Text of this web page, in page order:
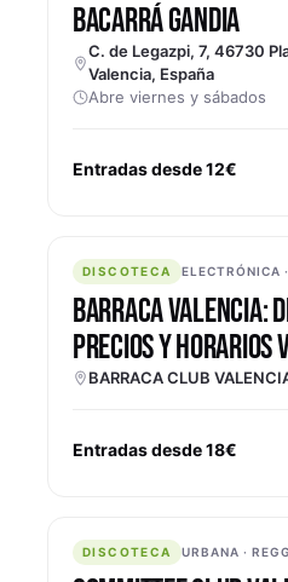
BACARRÁ GANDIA
C. de Legazpi, 7, 46730
Valencia, España
Abre viernes y sábados
Entradas desde 12€
DISCOTECA
DISCOTECA ELECTRÓNICA
BARRACA VALENCIA:
PRECIOS Y
BARRACA CLUB
Entradas desde 18€
DISCOTECA
DISCOTECA URBANA ·